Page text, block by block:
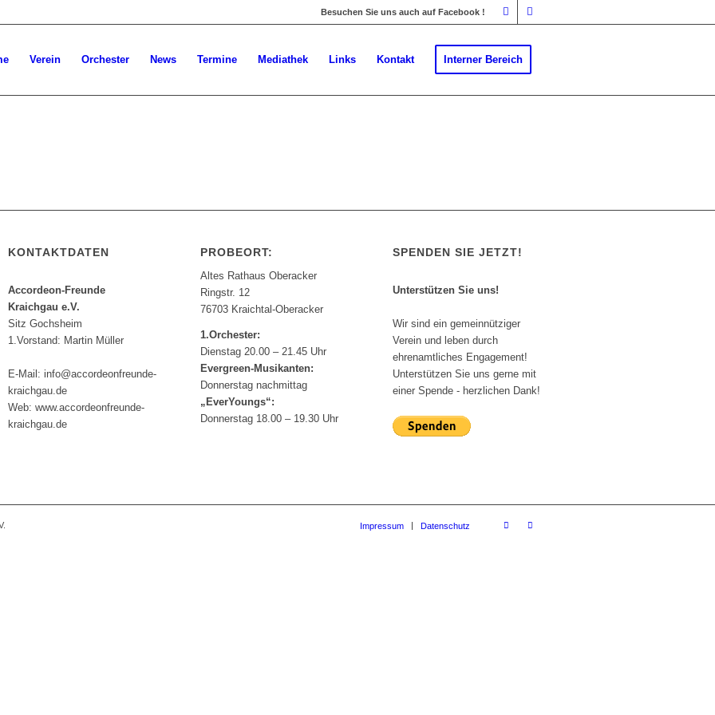
Besuchen Sie uns auch auf Facebook !
Verein Orchester News Termine Mediathek Links Kontakt Interner Bereich
KONTAKTDATEN
Accordeon-Freunde
Kraichgau e.V.
Sitz Gochsheim
1.Vorstand: Martin Müller
E-Mail: info@accordeonfreunde-
kraichgau.de
Web: www.accordeonfreunde-
kraichgau.de
PROBEORT:
Altes Rathaus Oberacker
Ringstr. 12
76703 Kraichtal-Oberacker
1.Orchester:
Dienstag 20.00 – 21.45 Uhr
Evergreen-Musikanten:
Donnerstag nachmittag
„EverYoungs“:
Donnerstag 18.00 – 19.30 Uhr
SPENDEN SIE JETZT!
Unterstützen Sie uns!
Wir sind ein gemeinnütziger
Verein und leben durch
ehrenamtliches Engagement!
Unterstützen Sie uns gerne mit
einer Spende - herzlichen Dank!
Impressum Datenschutz